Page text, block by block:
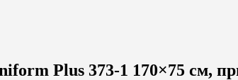
Plus 373-1 170×75 см,